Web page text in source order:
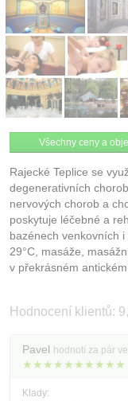
Všechny ceny a
Rajecké Teplice se
degenerativních
nervových chorob a
poskytuje léčebné a
bazénech venkovních
29°C, masáže,
v překrásném antickém
Hodnocení klientů:
Pavel hodnotí za pár
★★★★★★★★★★
Klady: